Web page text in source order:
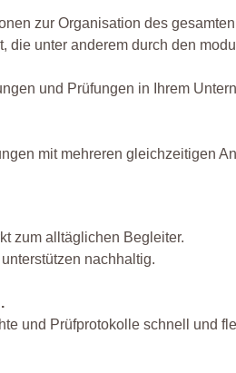
zur Organisation des
unter anderem durch den
und Prüfungen in Ihrem
mit mehreren gleichzeitigen
zum alltäglichen Begleiter.
nachhaltig.
und Prüfprotokolle schnell und